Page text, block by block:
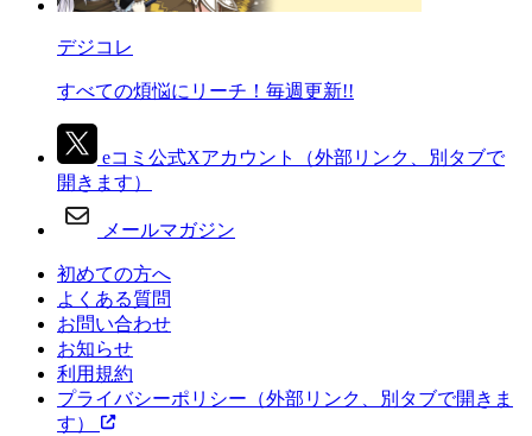
デジコレ
すべての煩悩にリーチ！毎週更新!!
eコミ公式Xアカウント
（外部リンク、別タブで
開きます）
メールマガジン
初めての方へ
よくある質問
お問い合わせ
お知らせ
利用規約
プライバシーポリシー （外部リンク、別タブで開きま
す）